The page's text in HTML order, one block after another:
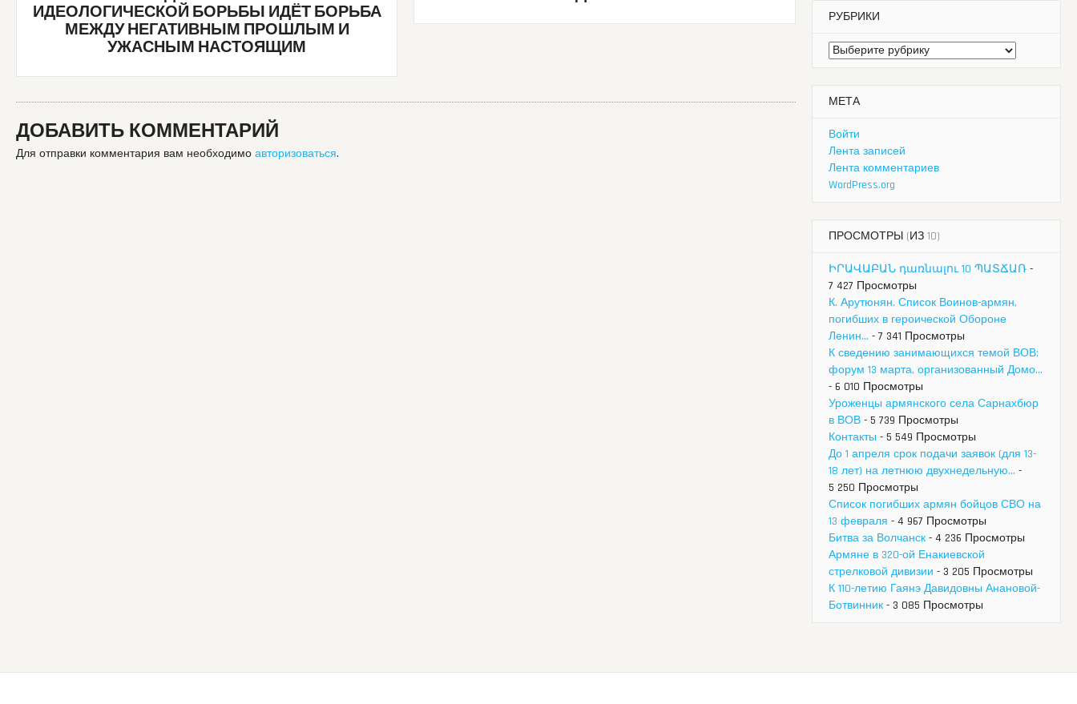
navigation
ИДЕОЛОГИЧЕСКОЙ БОРЬБЫ ИДЁТ БОРЬБА
МЕЖДУ НЕГАТИВНЫМ ПРОШЛЫМ И
УЖАСНЫМ НАСТОЯЩИМ
ДОБАВИТЬ КОММЕНТАРИЙ
Для отправки комментария вам необходимо авторизоваться.
РУБРИКИ
Рубрики
МЕТА
Войти
Лента записей
Лента комментариев
WordPress.org
ПРОСМОТРЫ (ИЗ 10)
ԻՐԱՎԱԲԱՆ դառնալու 10 ՊԱՏՃԱՌ -
7 427 Просмотры
К. Арутюнян. Список Воинов-армян,
погибших в героической Обороне
Ленин... - 7 341 Просмотры
К сведению занимающихся темой ВОВ:
форум 13 марта, организованный Домо...
- 6 010 Просмотры
Уроженцы армянского села Сарнахбюр
в ВОВ - 5 739 Просмотры
Контакты - 5 549 Просмотры
До 1 апреля срок подачи заявок (для 13-
18 лет) на летнюю двухнедельную... -
5 250 Просмотры
Список погибших армян бойцов СВО на
13 февраля - 4 967 Просмотры
Битва за Волчанск - 4 236 Просмотры
Армяне в 320-ой Енакиевской
стрелковой дивизии - 3 205 Просмотры
К 110-летию Гаянэ Давидовны Анановой-
Ботвинник - 3 085 Просмотры